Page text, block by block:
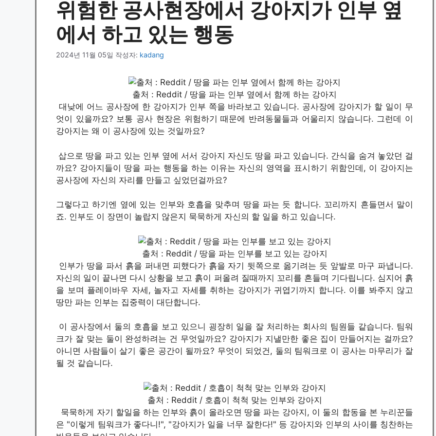
위험한 공사현장에서 강아지가 인부 옆
에서 하고 있는 행동
2024년 11월 05일 작성자: kadang
출처 : Reddit / 땅을 파는 인부 옆에서 함께 하는 강아지
대낮에 어느 공사장에 한 강아지가 인부 쪽을 바라보고 있습니다. 공사장에 강아지가 할 일이 무
엇이 있을까요? 보통 공사 현장은 위험하기 때문에 반려동물들과 어울리지 않습니다. 그런데 이
강아지는 왜 이 공사장에 있는 것일까요?
삽으로 땅을 파고 있는 인부 옆에 서서 강아지 자신도 땅을 파고 있습니다. 간식을 숨겨 놓았던 걸
까요? 강아지들이 땅을 파는 행동을 하는 이유는 자신의 영역을 표시하기 위함인데, 이 강아지는
공사장에 자신의 자리를 만들고 싶었던걸까요?
그렇다고 하기엔 옆에 있는 인부와 호흡을 맞추며 땅을 파는 듯 합니다. 꼬리까지 흔들면서 말이
죠. 인부도 이 장면이 놀랍지 않은지 묵묵하게 자신의 할 일을 하고 있습니다.
출처 : Reddit / 땅을 파는 인부를 보고 있는 강아지
인부가 땅을 파서 흙을 퍼내면 피했다가 흙을 자기 뒷쪽으로 옮기려는 듯 앞발로 마구 파냅니다.
자신의 일이 끝나면 다시 상황을 보고 흙이 퍼올려 질때까지 꼬리를 흔들며 기다립니다. 심지어 흙
을 보며 플레이바우 자세, 놀자고 자세를 취하는 강아지가 귀엽기까지 합니다. 이를 봐주지 않고
땅만 파는 인부는 집중력이 대단합니다.
이 공사장에서 둘의 호흡을 보고 있으니 굉장히 일을 잘 처리하는 회사의 팀원들 같습니다. 팀워
크가 잘 맞는 둘이 완성하려는 건 무엇일까요? 강아지가 지낼만한 좋은 집이 만들어지는 걸까요?
아니면 사람들이 살기 좋은 공간이 될까요? 무엇이 되었건, 둘의 팀워크로 이 공사는 마무리가 잘
될 것 같습니다.
출처 : Reddit / 호흡이 척척 맞는 인부와 강아지
묵묵하게 자기 할일을 하는 인부와 흙이 올라오면 땅을 파는 강아지, 이 둘의 합동을 본 누리꾼들
은 "이렇게 팀워크가 좋다니!", "강아지가 일을 너무 잘한다!" 등 강아지와 인부의 사이를 칭찬하는